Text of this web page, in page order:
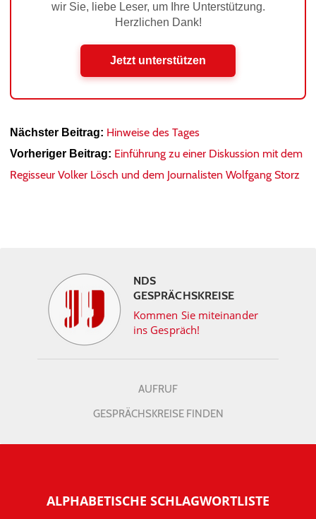
wir Sie, liebe Leser, um Ihre Unterstützung.
Herzlichen Dank!
Jetzt unterstützen
Nächster Beitrag: Hinweise des Tages
Vorheriger Beitrag: Einführung zu einer Diskussion mit dem
Regisseur Volker Lösch und dem Journalisten Wolfgang Storz
NDS
GESPRÄCHSKREISE
Kommen Sie miteinander
ins Gespräch!
AUFRUF
GESPRÄCHSKREISE FINDEN
ALPHABETISCHE SCHLAGWORTLISTE